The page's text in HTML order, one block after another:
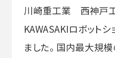
川崎重工業 西神戸
KAWASAKIロボット
ました。 国内最大規